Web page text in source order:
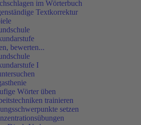
im Wörterbuch
Textkorrektur
bewerten...
I
Wörter üben
trainieren
setzen